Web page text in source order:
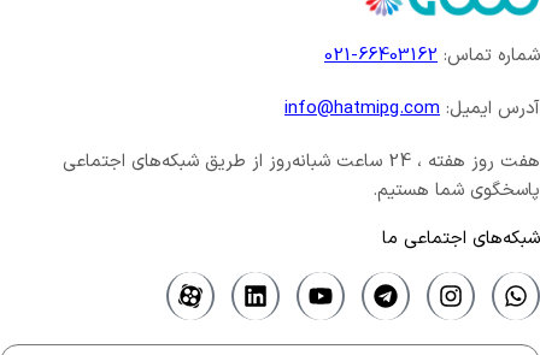
شماره تماس: 66403162-021
آدرس ایمیل: info@hatmipg.com
هفت روز هفته ، 24 ساعت شبانه‌روز از طریق شبکه‌های اجتماعی
پاسخگوی شما هستیم.
شبکه‌های اجتماعی ما